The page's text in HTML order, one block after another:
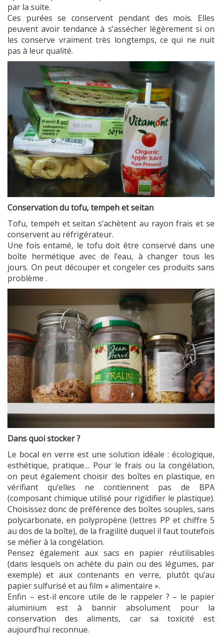
par la suite.
Ces purées se conservent pendant des mois. Elles
peuvent avoir tendance à s’assécher légèrement si on
les conserve vraiment très longtemps, ce qui ne nuit
pas à leur qualité.
Conservation du tofu, tempeh et seitan
Tofu, tempeh et seitan s’achètent au rayon frais et se
conservent au réfrigérateur.
Une fois entamé, le tofu doit être conservé dans une
boîte hermétique avec de l’eau, à changer tous les
jours. On peut découper et congeler ces produits sans
problème .
Dans quoi stocker ?
Le bocal en verre est une solution idéale : écologique,
esthétique, pratique… Pour le frais ou la congélation,
on peut également choisir des boîtes en plastique, en
vérifiant qu’elles ne contiennent pas de BPA
(composant chimique utilisé pour rigidifier le plastique).
Choisissez donc de préférence des boîtes souples, sans
polycarbonate, en polypropène (lettres PP et chiffre 5
au dos de la boîte), de la fragilité duquel il faut toutefois
se méfier à la congélation.
Pensez également aux sacs en papier réutilisables
(dans lesquels on achète du pain ou des légumes, par
exemple) et aux contenants en verre, plutôt qu’au
papier sulfurisé et au film « alimentaire ».
Enfin – est-il encore utile de le rappeler ? – le papier
aluminium est à bannir absolument pour la
conservation des aliments, car sa toxicité est
aujourd’hui reconnue.